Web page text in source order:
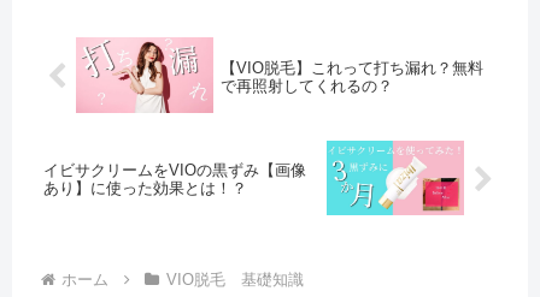
【VIO脱毛】これって打ち漏れ？無料
で再照射してくれるの？
イビサクリームをVIOの黒ずみ【画像
あり】に使った効果とは！？
ホーム VIO脱毛 基礎知識